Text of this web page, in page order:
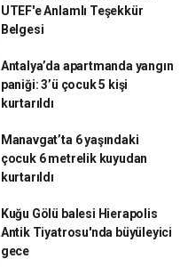
UTEF'e Anlamlı Teşekkür
Belgesi
Antalya’da apartmanda yangın
paniği: 3’ü çocuk 5 kişi
kurtarıldı
Manavgat’ta 6 yaşındaki
çocuk 6 metrelik kuyudan
kurtarıldı
Kuğu Gölü balesi Hierapolis
Antik Tiyatrosu'nda büyüleyici
gece